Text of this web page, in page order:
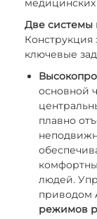
медицинских
Две системы
Конструкция
ключевые
основной
плавно
людей.
приводом
режимов